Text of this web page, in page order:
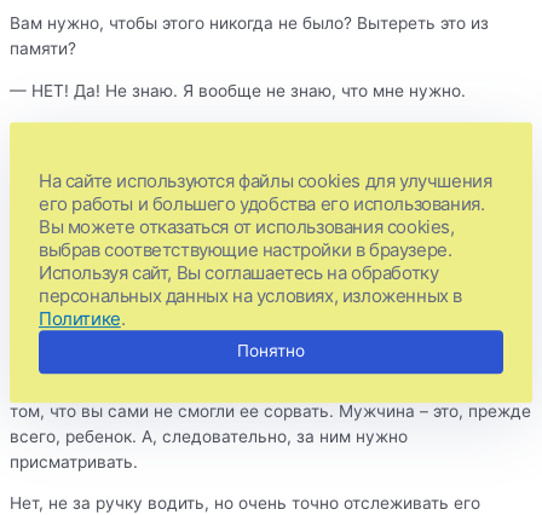
Вам нужно, чтобы этого никогда не было? Вытереть это из
памяти?
— НЕТ! Да! Не знаю. Я вообще не знаю, что мне нужно.
Конечно, я могла бы сейчас как обычный психолог рассказать,
как и почему это происходит с мужчинами, что на них
воздействует и даже объяснить вам, почему женщина (та,
которая будто разлучница) здесь совершенно ни при чем.
Но скажу вам как женщина – вы что-то упустили. Если у
том, что вы сами не смогли ее сорвать. Мужчина – это, прежде
всего, ребенок. А, следовательно, за ним нужно
присматривать.
Нет, не за ручку водить, но очень точно отслеживать его
На сайте используются файлы cookies для улучшения
его работы и большего удобства его использования.
Вы можете отказаться от использования cookies,
выбрав соответствующие настройки в браузере.
Используя сайт, Вы соглашаетесь на обработку
персональных данных на условиях, изложенных в
Политике.
Понятно